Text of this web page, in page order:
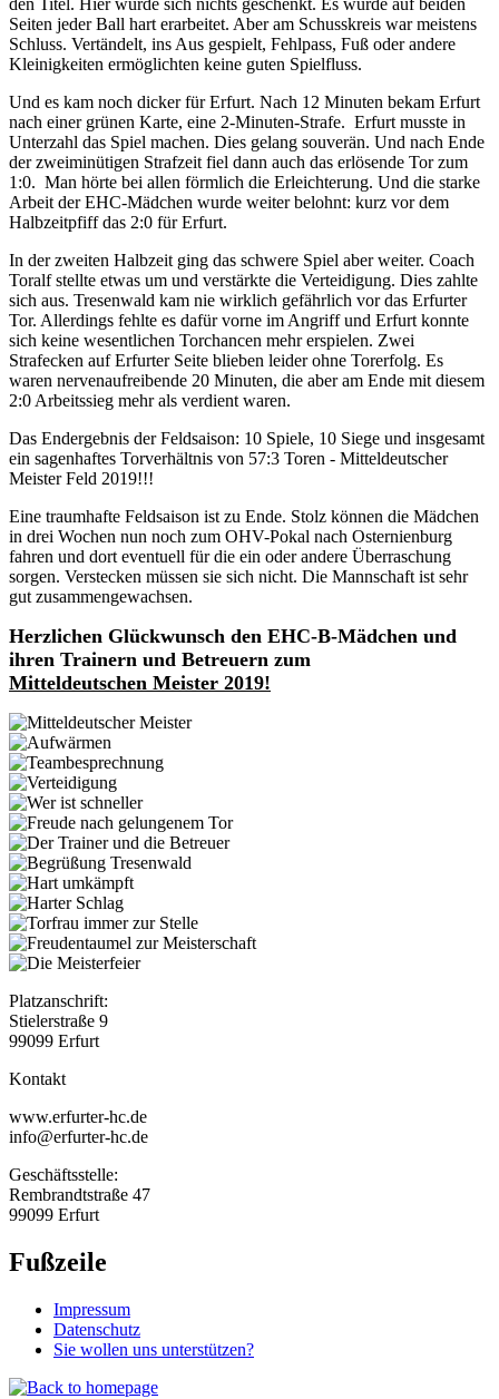
Seiten jeder Ball hart erarbeitet. Aber am Schusskreis war meistens
Schluss. Vertändelt, ins Aus gespielt, Fehlpass, Fuß oder andere
Kleinigkeiten ermöglichten keine guten Spielfluss.
Und es kam noch dicker für Erfurt. Nach 12 Minuten bekam Erfurt
nach einer grünen Karte, eine 2-Minuten-Strafe. Erfurt musste in
Unterzahl das Spiel machen. Dies gelang souverän. Und nach Ende
der zweiminütigen Strafzeit fiel dann auch das erlösende Tor zum
1:0. Man hörte bei allen förmlich die Erleichterung. Und die starke
Arbeit der EHC-Mädchen wurde weiter belohnt: kurz vor dem
Halbzeitpfiff das 2:0 für Erfurt.
In der zweiten Halbzeit ging das schwere Spiel aber weiter. Coach
Toralf stellte etwas um und verstärkte die Verteidigung. Dies zahlte
sich aus. Tresenwald kam nie wirklich gefährlich vor das Erfurter
Tor. Allerdings fehlte es dafür vorne im Angriff und Erfurt konnte
sich keine wesentlichen Torchancen mehr erspielen. Zwei
Strafecken auf Erfurter Seite blieben leider ohne Torerfolg. Es
waren nervenaufreibende 20 Minuten, die aber am Ende mit diesem
2:0 Arbeitssieg mehr als verdient waren.
Das Endergebnis der Feldsaison: 10 Spiele, 10 Siege und insgesamt
ein sagenhaftes Torverhältnis von 57:3 Toren - Mitteldeutscher
Meister Feld 2019!!!
Eine traumhafte Feldsaison ist zu Ende. Stolz können die Mädchen
in drei Wochen nun noch zum OHV-Pokal nach Osternienburg
fahren und dort eventuell für die ein oder andere Überraschung
sorgen. Verstecken müssen sie sich nicht. Die Mannschaft ist sehr
gut zusammengewachsen.
Herzlichen Glückwunsch den EHC-B-Mädchen und
ihren Trainern und Betreuern zum
Mitteldeutschen Meister 2019!
Platzanschrift:
Stielerstraße 9
99099 Erfurt
Kontakt
www.erfurter-hc.de
info@erfurter-hc.de
Geschäftsstelle:
Rembrandtstraße 47
99099 Erfurt
Fußzeile
Impressum
Datenschutz
Sie wollen uns unterstützen?